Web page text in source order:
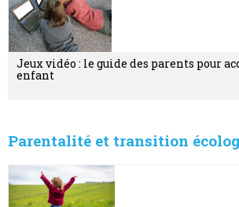
Jeux vidéo : le guide des parents pour
enfant
Parentalité et transition